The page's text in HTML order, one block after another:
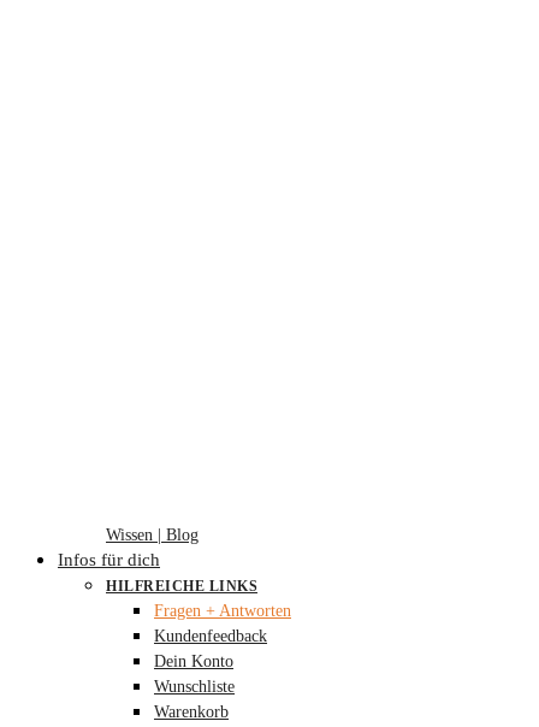
Wissen | Blog
Infos für dich
HILFREICHE LINKS
Fragen + Antworten
Kundenfeedback
Dein Konto
Wunschliste
Warenkorb